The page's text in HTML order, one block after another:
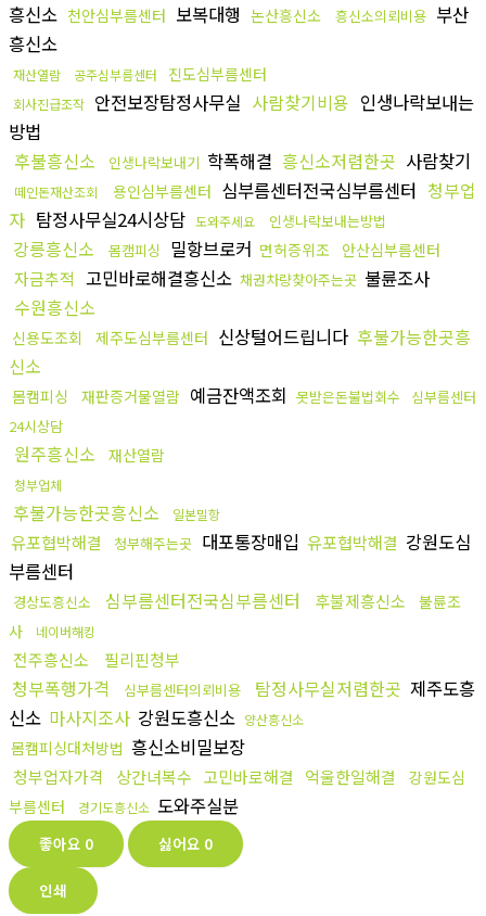
흥신소 천안심부름센터 보복대행 논산흥신소 흥신소의뢰비용 부산
흥신소
재산열람 공주심부름센터 진도심부름센터
회사진급조작 안전보장탐정사무실 사람찾기비용 인생나락보내는
방법
후불흥신소
인생나락보내기 학폭해결 흥신소저렴한곳 사람찾기
떼인돈재산조회 용인심부름센터 심부름센터전국심부름센터 청부업
자 탐정사무실24시상담 도와주세요 인생나락보내는방법
강릉흥신소 몸캠피싱 밀항브로커 면허증위조 안산심부름센터
자금추적 고민바로해결흥신소 채권차량찾아주는곳 불륜조사
수원흥신소
신용도조회 제주도심부름센터 신상털어드립니다 후불가능한곳흥
신소
몸캠피싱 재판증거물열람 예금잔액조회 못받은돈불법회수
심부름센터
24시상담
원주흥신소 재산열람
청부업체
후불가능한곳흥신소 일본밀항
유포협박해결 청부해주는곳 대포통장매입 유포협박해결 강원도심
부름센터
경상도흥신소 심부름센터전국심부름센터 후불제흥신소
불륜조
사
네이버해킹
전주흥신소 필리핀청부
청부폭행가격 심부름센터의뢰비용 탐정사무실저렴한곳 제주도흥
신소 마사지조사 강원도흥신소 양산흥신소
몸캠피싱대처방법 흥신소비밀보장
청부업자가격 상간녀복수 고민바로해결 억울한일해결
강원도심
부름센터
경기도흥신소 도와주실분
좋아요 0 싫어요 0
인쇄